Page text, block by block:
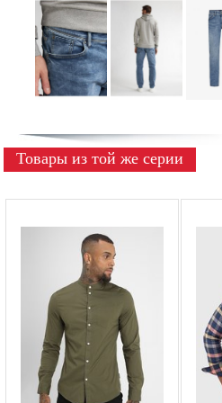
Товары из той же серии